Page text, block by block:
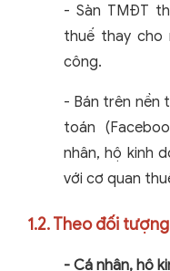
- Sàn TMĐT
thuế thay cho
công.
- Bán trên nền
toán
nhân, hộ kinh
với cơ quan
1.2. Theo đối
- Cá nhân, hộ